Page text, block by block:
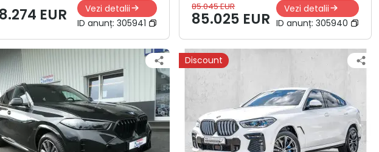
EUR
Vezi detalii
ID anunț:305941
85.045 EUR
85.025 EUR
Vezi detalii
ID anunț: 305940
Discount